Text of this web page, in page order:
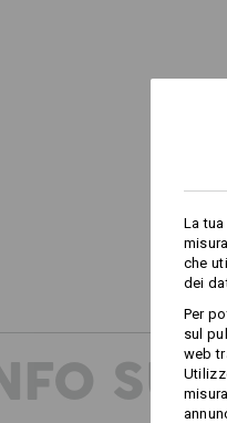
La
che
dei
Per
sul
web